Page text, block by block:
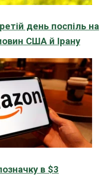
день поспіль на
США й Ірану
в $3